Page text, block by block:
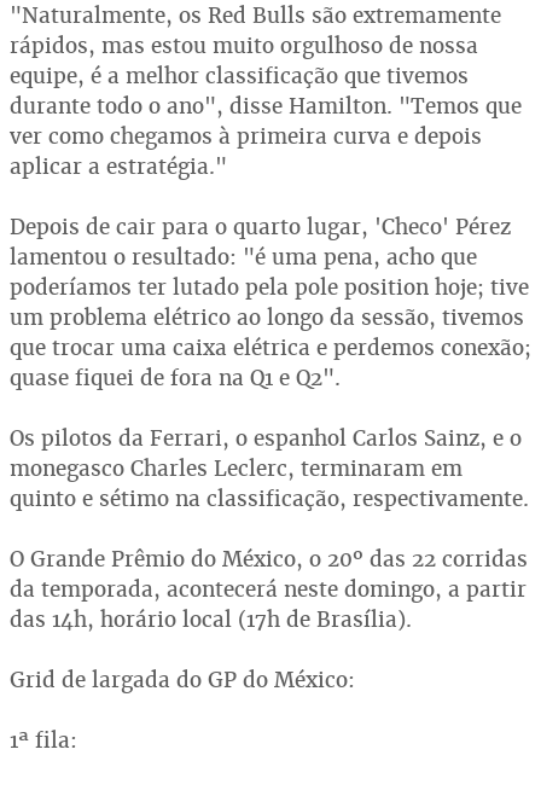
"Naturalmente, os Red Bulls são extremamente
rápidos, mas estou muito orgulhoso de nossa
equipe, é a melhor classificação que tivemos
durante todo o ano", disse Hamilton. "Temos que
ver como chegamos à primeira curva e depois
aplicar a estratégia."
Depois de cair para o quarto lugar, 'Checo' Pérez
lamentou o resultado: "é uma pena, acho que
poderíamos ter lutado pela pole position hoje; tive
um problema elétrico ao longo da sessão, tivemos
que trocar uma caixa elétrica e perdemos conexão;
quase fiquei de fora na Q1 e Q2".
Os pilotos da Ferrari, o espanhol Carlos Sainz, e o
monegasco Charles Leclerc, terminaram em
quinto e sétimo na classificação, respectivamente.
O Grande Prêmio do México, o 20º das 22 corridas
da temporada, acontecerá neste domingo, a partir
das 14h, horário local (17h de Brasília).
Grid de largada do GP do México:
1ª fila: